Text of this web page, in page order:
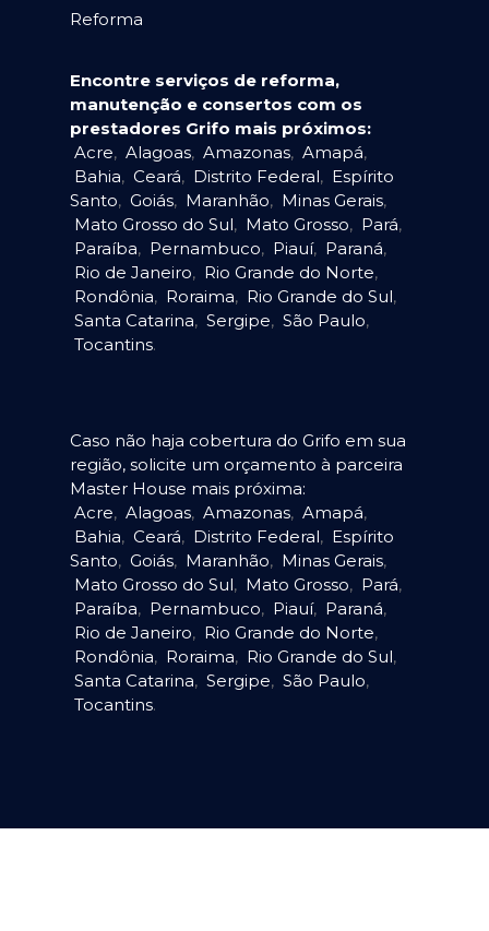
Reforma
Encontre serviços de reforma,
manutenção e consertos com os
prestadores Grifo mais próximos:
Acre, Alagoas, Amazonas, Amapá,
Bahia, Ceará, Distrito Federal, Espírito
Santo, Goiás, Maranhão, Minas Gerais,
Mato Grosso do Sul, Mato Grosso, Pará,
Paraíba, Pernambuco, Piauí, Paraná,
Rio de Janeiro, Rio Grande do Norte,
Rondônia, Roraima, Rio Grande do Sul,
Santa Catarina, Sergipe, São Paulo,
Tocantins.
Caso não haja cobertura do Grifo em sua
região, solicite um orçamento à parceira
Master House mais próxima:
Acre, Alagoas, Amazonas, Amapá,
Bahia, Ceará, Distrito Federal, Espírito
Santo, Goiás, Maranhão, Minas Gerais,
Mato Grosso do Sul, Mato Grosso, Pará,
Paraíba, Pernambuco, Piauí, Paraná,
Rio de Janeiro, Rio Grande do Norte,
Rondônia, Roraima, Rio Grande do Sul,
Santa Catarina, Sergipe, São Paulo,
Tocantins.